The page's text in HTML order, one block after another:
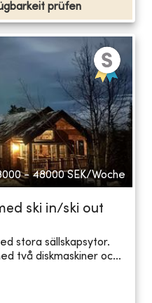
prüfen
- 48000 SEK/Woche
ski in/ski out
stora sällskapsytor.
två diskmaskiner oc...